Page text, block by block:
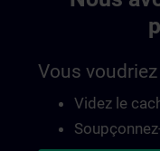
Vous
Videz le